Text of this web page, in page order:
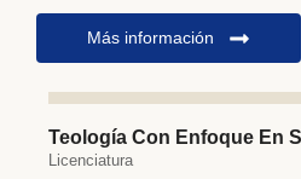
Más información
Teología Con Enfoque En
Licenciatura